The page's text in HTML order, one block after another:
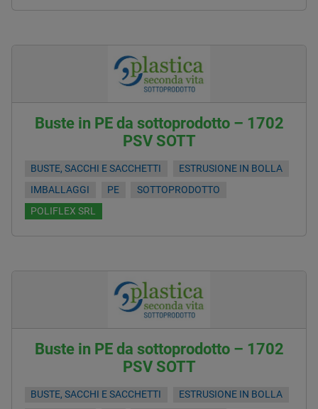
Buste in PE da sottoprodotto – 1702
PSV SOTT
BUSTE, SACCHI E SACCHETTI
ESTRUSIONE IN BOLLA
IMBALLAGGI
PE
SOTTOPRODOTTO
POLIFLEX SRL
Buste in PE da sottoprodotto – 1702
PSV SOTT
BUSTE, SACCHI E SACCHETTI
ESTRUSIONE IN BOLLA